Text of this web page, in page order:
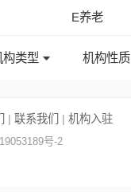
E养老
构类型 机构性质
| 联系我们 | 机构入驻
号-2